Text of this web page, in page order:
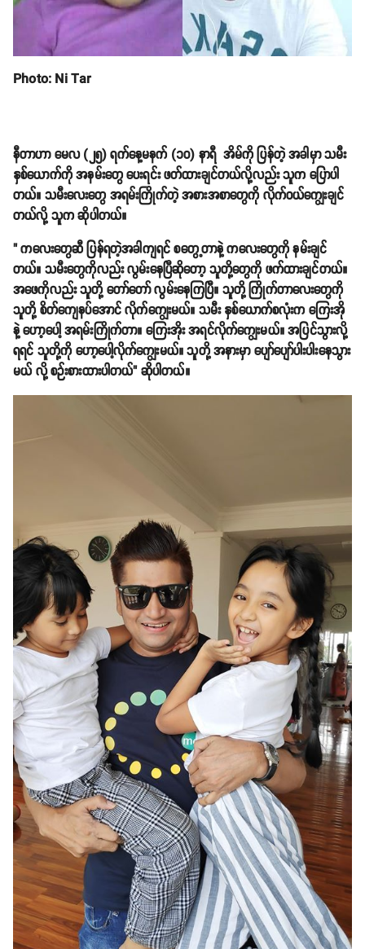
Photo: Ni Tar
နီတာဟာ မေလ (၂၅) ရက်နေ့မနက် (၁၀) နာရီ အိမ်ကို ပြန်တဲ့ အခါမှာ သမီး
နှစ်ယောက်ကို အနမ်းတွေ ပေးရင်း ဖတ်ထားချင်တယ်လို့လည်း သူက ပြောပါ
တယ်။ သမီးလေးတွေ အရမ်းကြိုက်တဲ့ အစားအစာတွေကို လိုက်ဝယ်ကျွေးချင်
တယ်လို့ သူက ဆိုပါတယ်။
" ကလေးတွေဆီ ပြန်ရတဲ့အခါကျရင် စတွေ့တာနဲ့ ကလေးတွေကို နမ်းချင်
တယ်။ သမီးတွေကိုလည်း လွမ်းနေပြီဆိုတော့ သူတို့တွေကို ဖက်ထားချင်တယ်။
အဖေကိုလည်း သူတို့ တော်တော် လွမ်းနေကြပြီ။ သူတို့ ကြိုက်တာလေးတွေကို
သူတို့ စိတ်ကျေနပ်အောင် လိုက်ကျွေးမယ်။ သမီး နှစ်ယောက်စလုံးက ကြေးအို
နဲ့ ဟော့ပေါ့ အရမ်းကြိုက်တာ။ ကြေးအိုး အရင်လိုက်ကျွေးမယ်။ အပြင်သွားလို့
ရရင် သူတို့ကို ဟော့ပေါ့လိုက်ကျွေးမယ်။ သူတို့ အနားမှာ ပျော်ပျော်ပါးပါးနေသွား
မယ် လို့ စဉ်းစားထားပါတယ်" ဆိုပါတယ်။